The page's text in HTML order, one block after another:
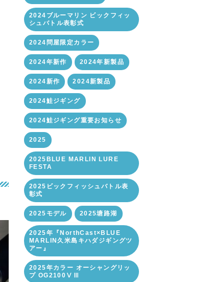
2024ブルーマリン ビックフィッ
シュバトル表彰式
2024問屋限定カラー
2024年新作 2024年新製品
2024新作 2024新製品
2024鮭ジギング
2024鮭ジギング重要お知らせ
2025
2025BLUE MARLIN LURE
FESTA
2025ビックフィッシュバトル表
彰式
2025モデル 2025塘路湖
2025年『NorthCast×BLUE
MARLIN久米島キハダジギングツ
アー』
2025年カラー オーシャングリッ
プ OG2100ⅤⅢ